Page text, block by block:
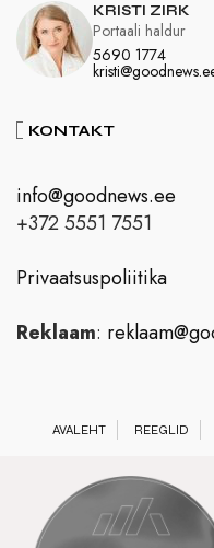
KRISTI ZIRK
5690 1774
Portaali haldur
KONTAKT
info@goodnews.ee
+372 5551 7551
Privaatsuspoliitika
Reklaam:
AVALEHT REEGLID